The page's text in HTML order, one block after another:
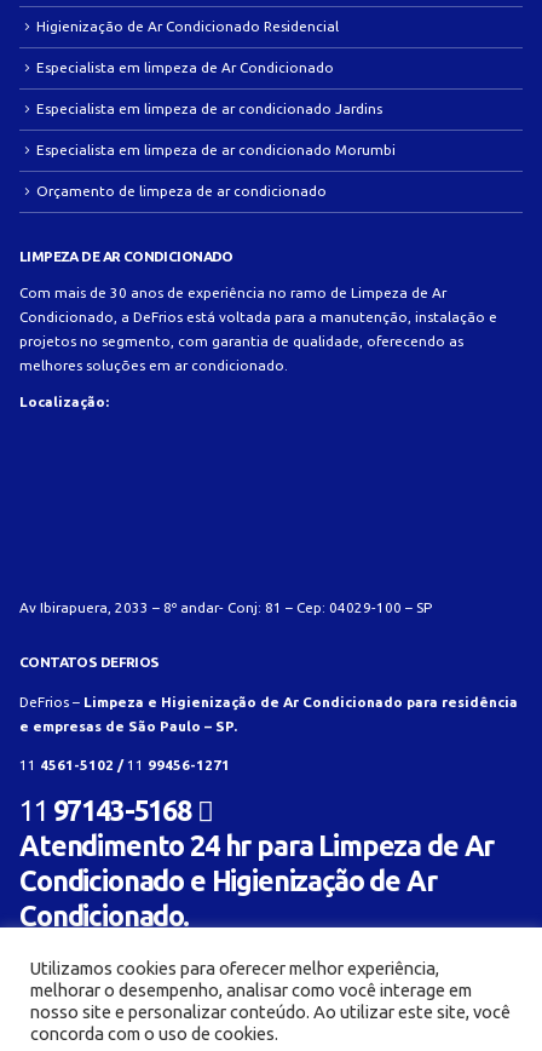
Higienização de Ar Condicionado Residencial
Especialista em limpeza de Ar Condicionado
Especialista em limpeza de ar condicionado Jardins
Especialista em limpeza de ar condicionado Morumbi
Orçamento de limpeza de ar condicionado
LIMPEZA DE AR CONDICIONADO
Com mais de 30 anos de experiência no ramo de Limpeza de Ar
Condicionado, a DeFrios está voltada para a manutenção, instalação e
projetos no segmento, com garantia de qualidade, oferecendo as
melhores soluções em ar condicionado.
Localização:
Av Ibirapuera, 2033 – 8º andar- Conj: 81 – Cep: 04029-100 – SP
CONTATOS DEFRIOS
DeFrios – Limpeza e Higienização de Ar Condicionado para residência
e empresas de São Paulo – SP.
11 4561-5102 / 11 99456-1271
11 97143-5168
Atendimento 24 hr para Limpeza de Ar
Condicionado e Higienização de Ar
Condicionado.
Utilizamos cookies para oferecer melhor experiência,
melhorar o desempenho, analisar como você interage em
nosso site e personalizar conteúdo. Ao utilizar este site, você
concorda com o uso de cookies.